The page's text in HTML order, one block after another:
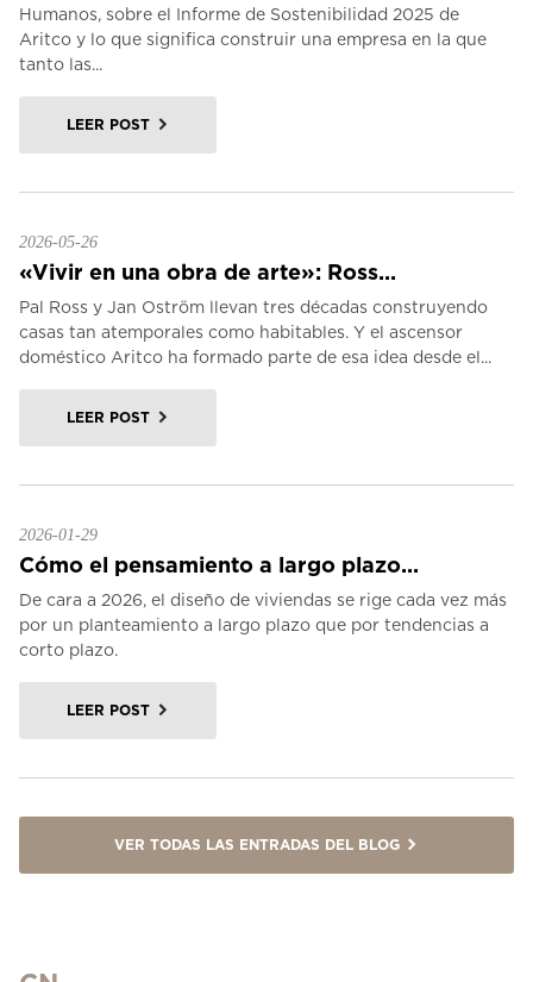
Humanos, sobre el Informe de Sostenibilidad 2025 de
Aritco y lo que significa construir una empresa en la que
tanto las...
LEER POST
2026-05-26
«Vivir en una obra de arte»: Ross...
Pal Ross y Jan Oström llevan tres décadas construyendo
casas tan atemporales como habitables. Y el ascensor
doméstico Aritco ha formado parte de esa idea desde el...
LEER POST
2026-01-29
Cómo el pensamiento a largo plazo...
De cara a 2026, el diseño de viviendas se rige cada vez más
por un planteamiento a largo plazo que por tendencias a
corto plazo.
LEER POST
VER TODAS LAS ENTRADAS DEL BLOG